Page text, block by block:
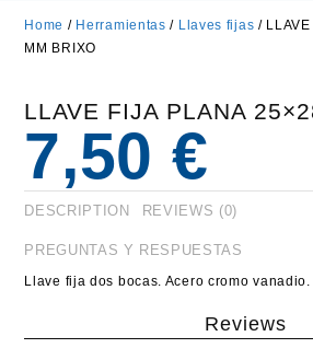
Home / Herramientas / Llaves fijas /
MM BRIXO
LLAVE FIJA PLANA
7,50 €
DESCRIPTION REVIEWS (0)
PREGUNTAS Y RESPUESTAS
Llave fija dos bocas. Acero cromo vanadio.
Reviews